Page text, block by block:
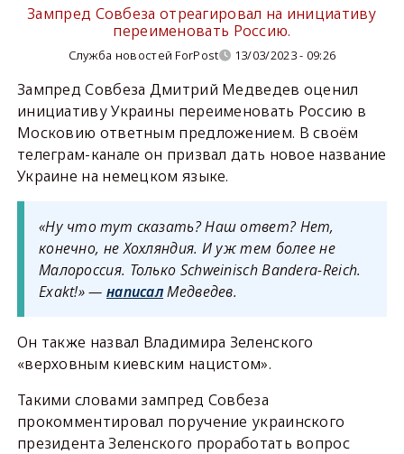
Зампред Совбеза отреагировал на инициативу
переименовать Россию.
Служба новостей ForPost 13/03/2023 - 09:26
Зампред Совбеза Дмитрий Медведев оценил
инициативу Украины переименовать Россию в
Московию ответным предложением. В своём
телеграм-канале он призвал дать новое название
Украине на немецком языке.
«Ну что тут сказать? Наш ответ? Нет,
конечно, не Хохляндия. И уж тем более не
Малороссия. Только Schweinisch Bandera-Reich.
Exakt!» — написалМедведев.
Он также назвал Владимира Зеленского
«верховным киевским нацистом».
Такими словами зампред Совбеза
прокомментировал поручение украинского
президента Зеленского проработать вопрос